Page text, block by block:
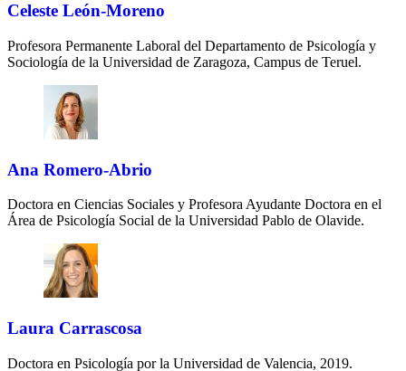
Celeste León-Moreno
Profesora Permanente Laboral del Departamento de Psicología y
Sociología de la Universidad de Zaragoza, Campus de Teruel.
Ana Romero-Abrio
Doctora en Ciencias Sociales y Profesora Ayudante Doctora en el
Área de Psicología Social de la Universidad Pablo de Olavide.
Laura Carrascosa
Doctora en Psicología por la Universidad de Valencia, 2019.